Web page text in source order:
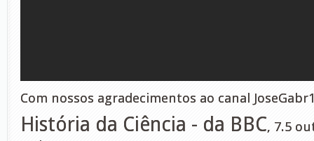
Com nossos agradecimentos ao canal
História da Ciência - da BBC, 7.5